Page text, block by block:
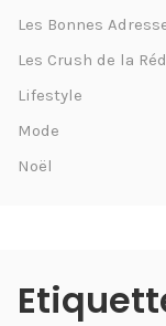
Les Bonnes
Les Crush de la
Lifestyle
Mode
Noël